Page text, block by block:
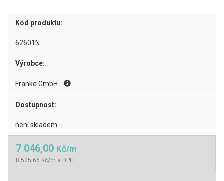
Kód produktu:
62601N
Výrobce:
Franke GmbH
Dostupnost:
není skladem
7 046,00 Kč/m
8 525,66 Kč/m s DPH